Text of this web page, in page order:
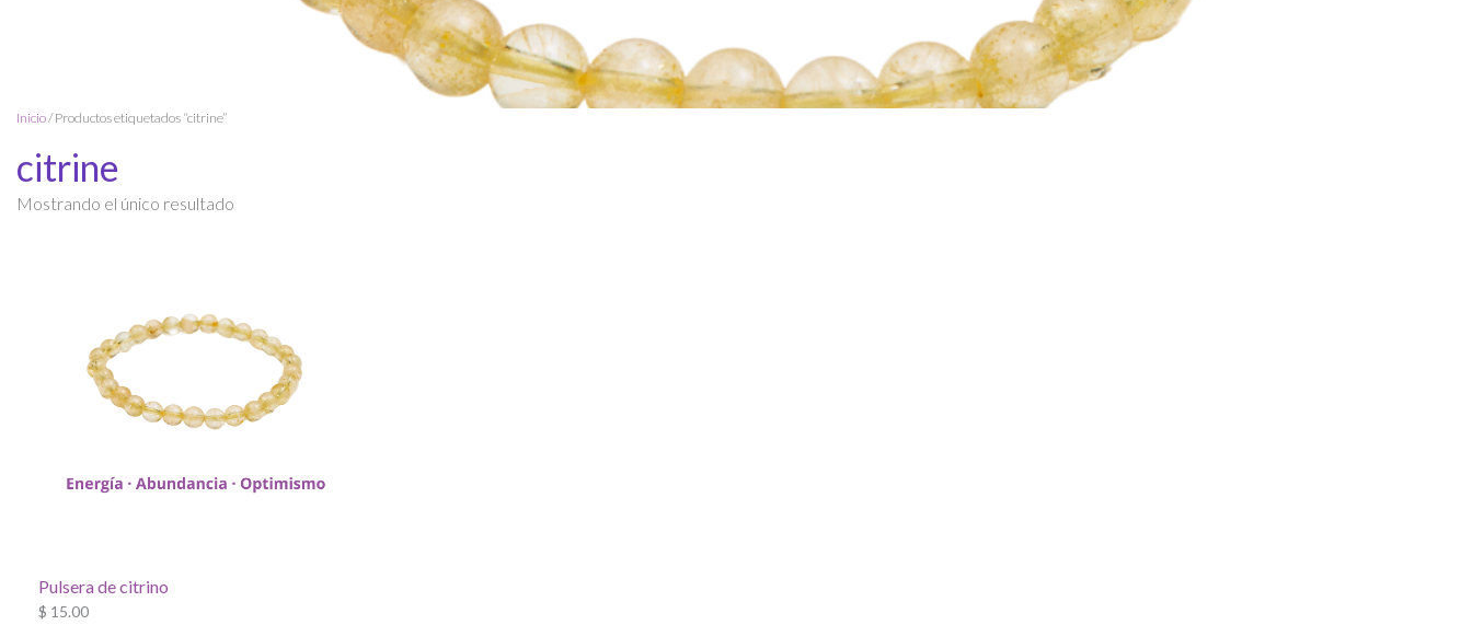
Inicio/ Productos etiquetados “citrine”
citrine
Mostrando el único resultado
Pulsera de citrino
$ 15.00